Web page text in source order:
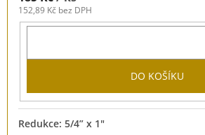
152,89 Kč bez DPH
DO KOŠÍKU
Redukce: 5/4” x 1"